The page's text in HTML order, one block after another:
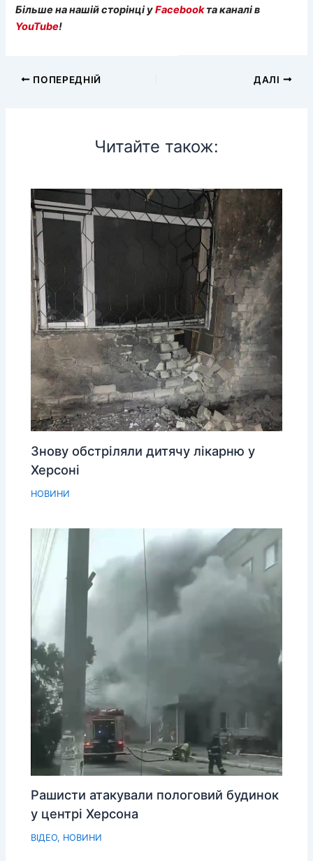
Більше на нашій сторінці уFacebookта каналі в
YouTube!
ПОПЕРЕДНІЙ ДАЛІ
Читайте також:
Знову обстріляли дитячу лікарню у
Херсоні
НОВИНИ
Рашисти атакували пологовий будинок
у центрі Херсона
ВІДЕО, НОВИНИ